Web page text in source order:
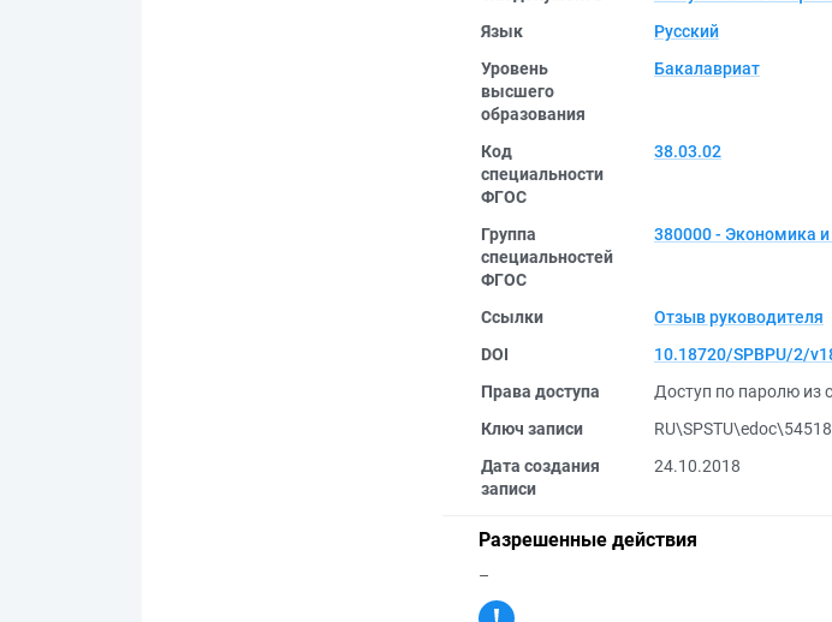
Язык
Русский
Уровень
высшего
образования
Бакалавриат
Код
специальности
ФГОС
38.03.02
Группа
специальностей
ФГОС
380000 - Экономика и
Ссылки
Отзыв руководителя
DOI
10.18720/SPBPU/2/
Права доступа
Доступ по паролю из
Ключ записи
RU\SPSTU\edoc\54518
Дата создания
записи
24.10.2018
Разрешенные действия
–